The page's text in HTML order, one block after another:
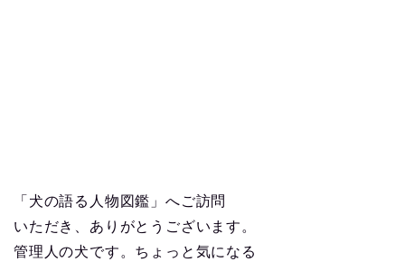
「犬の語る人物図鑑」へご訪問
いただき、ありがとうございます。
管理人の犬です。ちょっと気になる